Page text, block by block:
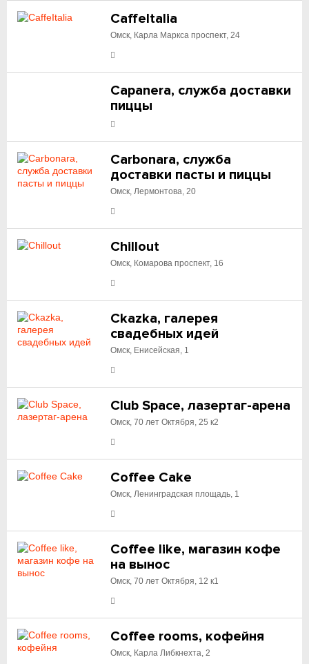
CaffeItalia
Омск, Карла Маркса проспект, 24
Capanera, служба доставки
пиццы
Carbonara, служба
доставки пасты и пиццы
Омск, Лермонтова, 20
Chillout
Омск, Комарова проспект, 16
Ckazka, галерея
свадебных идей
Омск, Енисейская, 1
Club Space, лазертаг-арена
Омск, 70 лет Октября, 25 к2
Coffee Cake
Омск, Ленинградская площадь, 1
Coffee like, магазин кофе
на вынос
Омск, 70 лет Октября, 12 к1
Coffee rooms, кофейня
Омск, Карла Либкнехта, 2